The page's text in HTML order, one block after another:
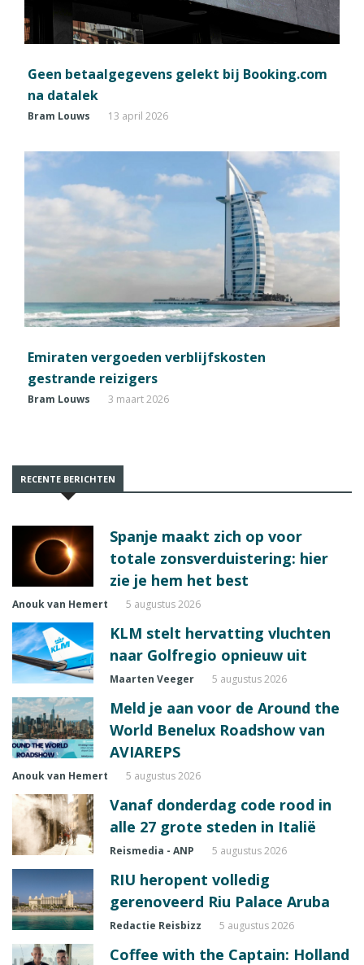
Geen betaalgegevens gelekt bij Booking.com
na datalek
Bram Louws 13 april 2026
Emiraten vergoeden verblijfskosten
gestrande reizigers
Bram Louws 3 maart 2026
RECENTE BERICHTEN
Spanje maakt zich op voor
totale zonsverduistering: hier
zie je hem het best
Anouk van Hemert 5 augustus 2026
KLM stelt hervatting vluchten
naar Golfregio opnieuw uit
Maarten Veeger 5 augustus 2026
Meld je aan voor de Around the
World Benelux Roadshow van
AVIAREPS
Anouk van Hemert 5 augustus 2026
Vanaf donderdag code rood in
alle 27 grote steden in Italië
Reismedia - ANP 5 augustus 2026
RIU heropent volledig
gerenoveerd Riu Palace Aruba
Redactie Reisbizz 5 augustus 2026
Coffee with the Captain: Holland